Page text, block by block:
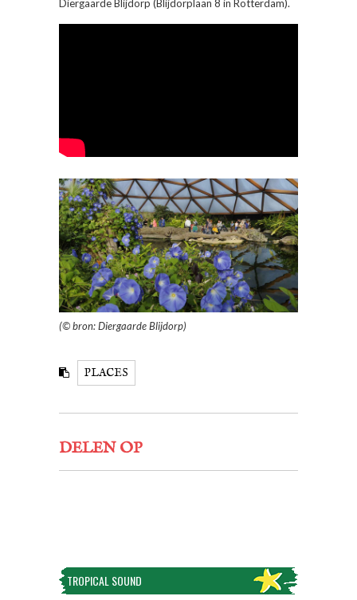
Diergaarde Blijdorp (Blijdorplaan 8 in Rotterdam).
(© bron: Diergaarde Blijdorp)
PLACES
DELEN OP
TROPICAL SOUND